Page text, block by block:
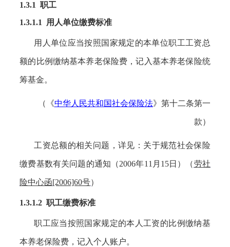
1.3.1 职工
1.3.1.1 用人单位缴费标准
用人单位应当按照国家规定的本单位职工工资总
额的比例缴纳基本养老保险费，记入基本养老保险统
筹基金。
（《中华人民共和国社会保险法》第十二条第一
款）
工资总额的相关问题，详见： 关于规范社会保险
缴费基数有关问题的通知 （2006年11月15日）（劳社
险中心函[2006]60号）
1.3.1.2 职工缴费标准
职工应当按照国家规定的本人工资的比例缴纳基
本养老保险费，记入个人账户。